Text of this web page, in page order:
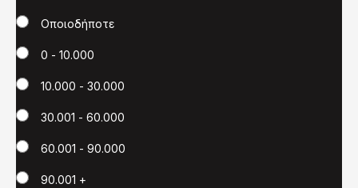
Χιλιόμετρα
Οποιοδήποτε
0 - 10.000
10.000 - 30.000
30.001 - 60.000
60.001 - 90.000
90.001 +